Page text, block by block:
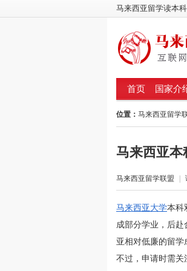
马来西亚留学读本科
首页 国家介
位置： 马来西亚留学
马来西亚本
马来西亚留学联盟
马来西亚大学本科
成部分学业，后
亚相对低廉的留
不过，申请时需关